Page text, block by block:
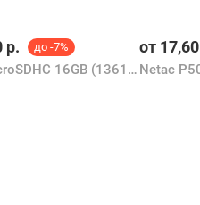
р. до -7%
Mirex microSDHC 16GB (13613-ADSUHS16)
от 17,60